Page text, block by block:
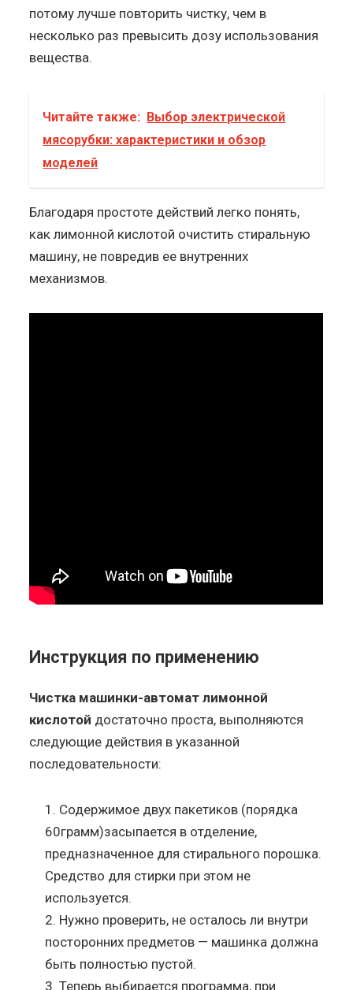
потому лучше повторить чистку, чем в
несколько раз превысить дозу использования
вещества.
Читайте также: Выбор электрической
мясорубки: характеристики и обзор
моделей
Благодаря простоте действий легко понять,
как лимонной кислотой очистить стиральную
машину, не повредив ее внутренних
механизмов.
Инструкция по применению
Чистка машинки-автомат лимонной
кислотой достаточно проста, выполняются
следующие действия в указанной
последовательности:
Содержимое двух пакетиков (порядка
60грамм)засыпается в отделение,
предназначенное для стирального порошка.
Средство для стирки при этом не
используется.
Нужно проверить, не осталось ли внутри
посторонних предметов — машинка должна
быть полностью пустой.
Теперь выбирается программа, при